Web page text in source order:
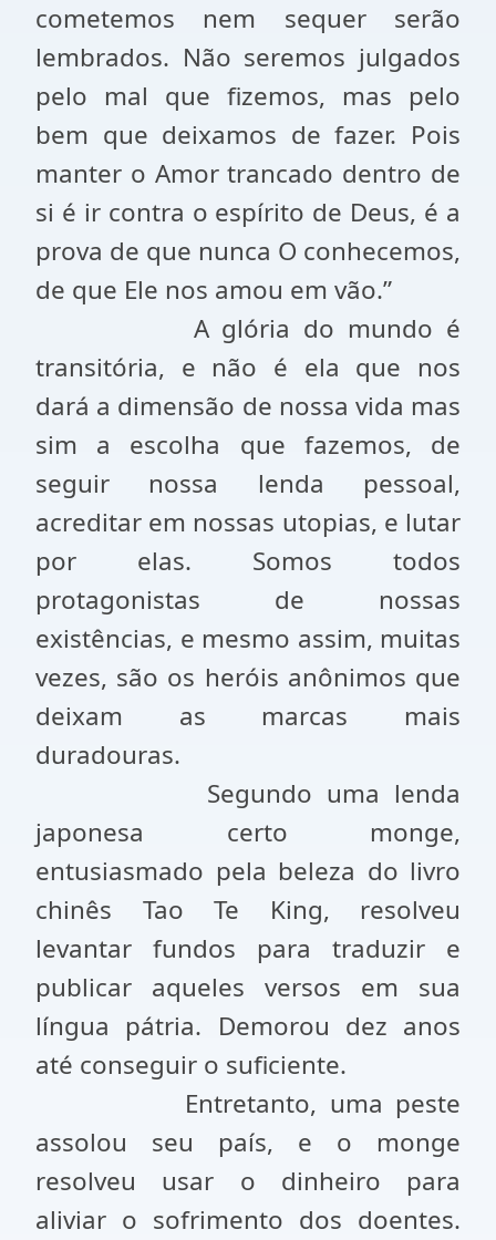
cometemos nem sequer serão
lembrados. Não seremos julgados
pelo mal que fizemos, mas pelo
bem que deixamos de fazer. Pois
manter o Amor trancado dentro de
si é ir contra o espírito de Deus, é a
prova de que nunca O conhecemos,
de que Ele nos amou em vão.”
A glória do mundo é
transitória, e não é ela que nos
dará a dimensão de nossa vida mas
sim a escolha que fazemos, de
seguir nossa lenda pessoal,
acreditar em nossas utopias, e lutar
por elas. Somos todos
protagonistas de nossas
existências, e mesmo assim, muitas
vezes, são os heróis anônimos que
deixam as marcas mais
duradouras.
Segundo uma lenda
japonesa certo monge,
entusiasmado pela beleza do livro
chinês Tao Te King, resolveu
levantar fundos para traduzir e
publicar aqueles versos em sua
língua pátria. Demorou dez anos
até conseguir o suficiente.
Entretanto, uma peste
assolou seu país, e o monge
resolveu usar o dinheiro para
aliviar o sofrimento dos doentes.